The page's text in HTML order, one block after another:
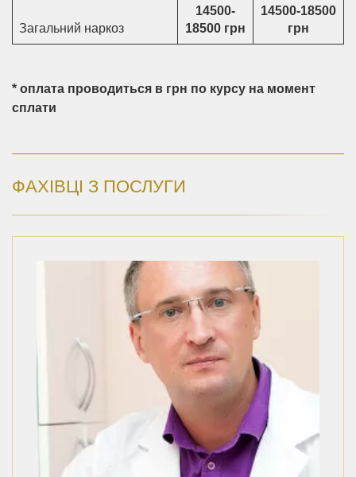
Загальний наркоз
14500-
18500 грн
14500-18500
грн
* оплата проводиться в грн по курсу на момент
сплати
ФАХІВЦІ З ПОСЛУГИ